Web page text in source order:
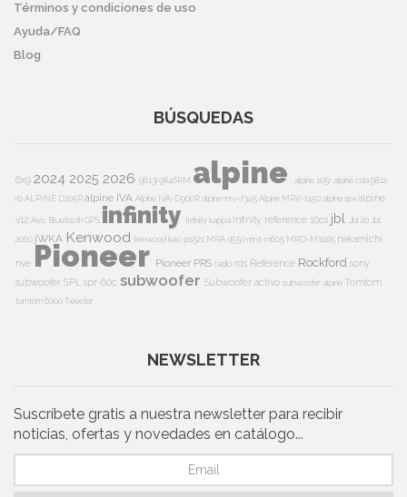
Términos y condiciones de uso
Ayuda/FAQ
Blog
BÚSQUEDAS
6x9 2024 2025 2026 9613i9846RM alpine alpine 105r alpine cda 9812
rbALPINE D105Ralpine IVA Alpine IVA-D900Ralpine mrv-f345Alpine MRV-f450alpine spxalpine
v12 Avic BluetoothGPS infinity Infinity kappa Infinity reference 10cs jbl Jbl 20 Jbl
2060 jWKA Kenwood kenwood kac-ps521 MRA d550mrd-m605 MRD-M1005 nakamichi
nve Pioneer Pioneer PRS radio rds Reference Rockford sony
subwoofer SPL spr-60c subwoofer Subwoofer activo subwoofer alpine Tomtom
tomtom 6000Tweeter
NEWSLETTER
Suscríbete gratis a nuestra newsletter para recibir
noticias, ofertas y novedades en catálogo...